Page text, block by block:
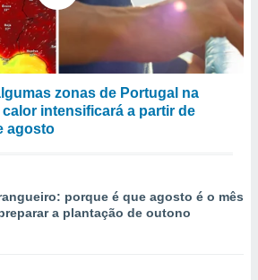
zonas de Portugal na
intensificará a partir de
agosto
porque é que agosto é o mês
a plantação de outono